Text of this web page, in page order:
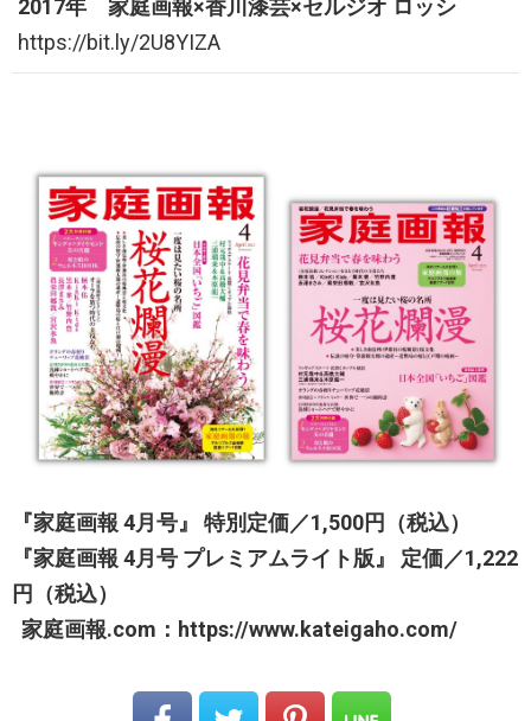
2017年 家庭画報×香川漆芸×セルジオ ロッシ
https://bit.ly/2U8YIZA
『家庭画報 4月号』 特別定価／1,500円（税込）
『家庭画報 4月号 プレミアムライト版』 定価／1,222
円（税込）
家庭画報.com：https://www.kateigaho.com/